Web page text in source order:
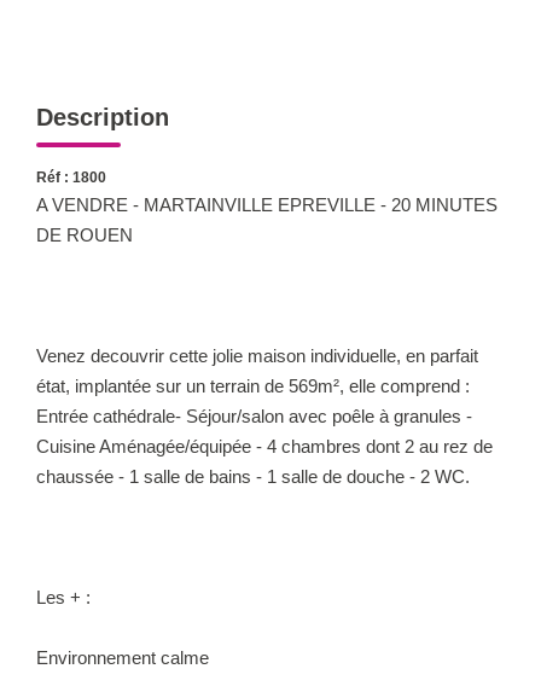
Description
Réf : 1800
A VENDRE - MARTAINVILLE EPREVILLE - 20 MINUTES
DE ROUEN
Venez decouvrir cette jolie maison individuelle, en parfait
état, implantée sur un terrain de 569m², elle comprend :
Entrée cathédrale- Séjour/salon avec poêle à granules -
Cuisine Aménagée/équipée - 4 chambres dont 2 au rez de
chaussée - 1 salle de bains - 1 salle de douche - 2 WC.
Les + :
Environnement calme